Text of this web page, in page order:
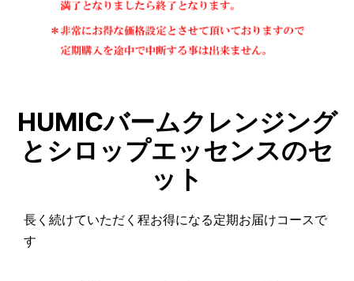
HUMICバームクレンジング
とシロップエッセンスのセ
ット
長く続けていただく程お得になる定期お届けコースで